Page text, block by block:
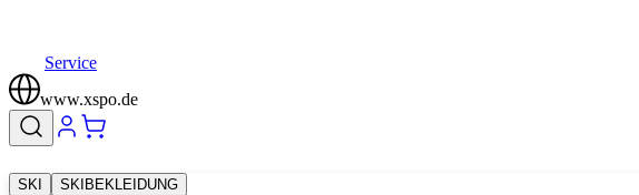
Service
www.xspo.de
SKI SKIBEKLEIDUNG